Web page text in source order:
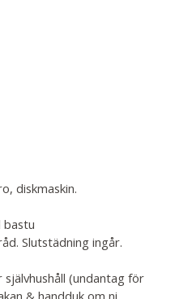
diskmaskin.
bastu
Slutstädning ingår.
(undantag för